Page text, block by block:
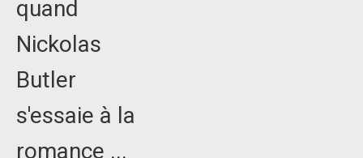
quand
Nickolas
Butler
s'essaie à la
romance ...